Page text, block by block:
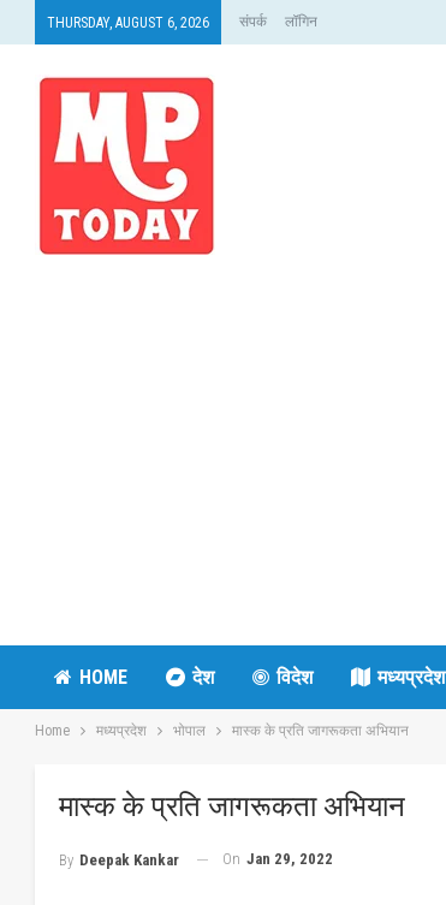
THURSDAY, AUGUST 6, 2026 संपर्क लॉगिन
HOME देश विदेश मध्यप्रदेश
Home मध्यप्रदेश भोपाल मास्क के प्रति जागरूकता अभियान
मास्क के प्रति जागरूकता अभियान
By Deepak Kankar On Jan 29, 2022